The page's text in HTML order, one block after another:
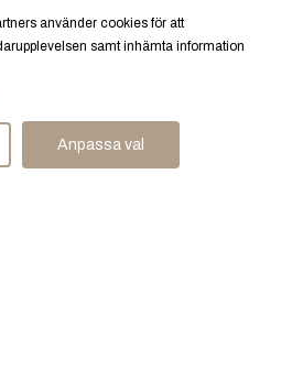
Karriär
använder cookies för att
samt inhämta information
Anpassa val